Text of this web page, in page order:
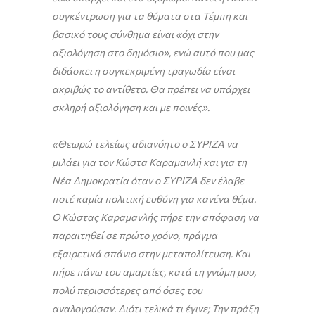
συγκέντρωση για τα θύματα στα Τέμπη και
βασικό τους σύνθημα είναι «όχι στην
αξιολόγηση στο δημόσιο», ενώ αυτό που μας
διδάσκει η συγκεκριμένη τραγωδία είναι
ακριβώς το αντίθετο. Θα πρέπει να υπάρχει
σκληρή αξιολόγηση και με ποινές».
«Θεωρώ τελείως αδιανόητο ο ΣΥΡΙΖΑ να
μιλάει για τον Κώστα Καραμανλή και για τη
Νέα Δημοκρατία όταν ο ΣΥΡΙΖΑ δεν έλαβε
ποτέ καμία πολιτική ευθύνη για κανένα θέμα.
Ο Κώστας Καραμανλής πήρε την απόφαση να
παραιτηθεί σε πρώτο χρόνο, πράγμα
εξαιρετικά σπάνιο στην μεταπολίτευση. Και
πήρε πάνω του αμαρτίες, κατά τη γνώμη μου,
πολύ περισσότερες από όσες του
αναλογούσαν. Διότι τελικά τι έγινε; Την πράξη